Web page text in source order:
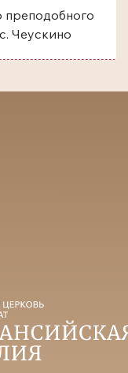
преподобного
Чеускино